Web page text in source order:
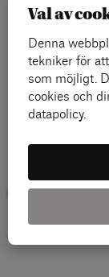
Val av
Denna
tekniker för
som möjligt.
cookies och
datapolicy.